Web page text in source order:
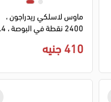
ماوس لاسلكي ريدراجون ،
2400
2638
410 جنيه